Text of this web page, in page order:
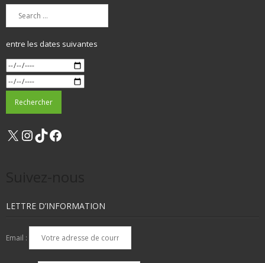
entre les dates suivantes
X Instagram
TikTok
LETTRE D’INFORMATION
Email :